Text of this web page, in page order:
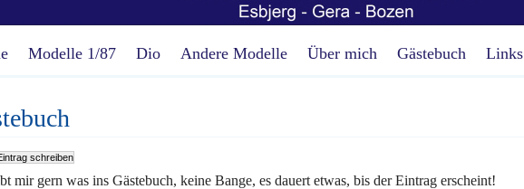
Modelle 1/87 Dio Andere Modelle Über mich Gästebuch Links
mir gern was ins Gästebuch, keine Bange, es dauert etwas, bis der Eintrag erscheint!